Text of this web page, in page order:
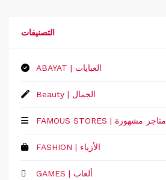
التصنيفات
ABAYAT | العبايات
Beauty | الجمال
FAMOUS STORES | متاجر مشهورة
FASHION | الأزياء
GAMES | ألعاب